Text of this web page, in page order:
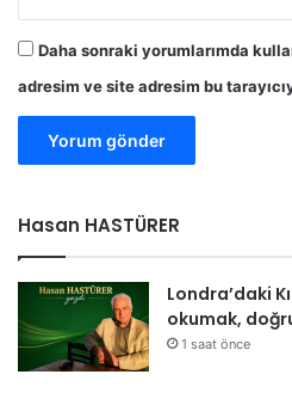
Daha sonraki yorumlarımda
adresim ve site adresim bu
Hasan HASTÜRER
Londra’daki
okumak,
1 saat önce